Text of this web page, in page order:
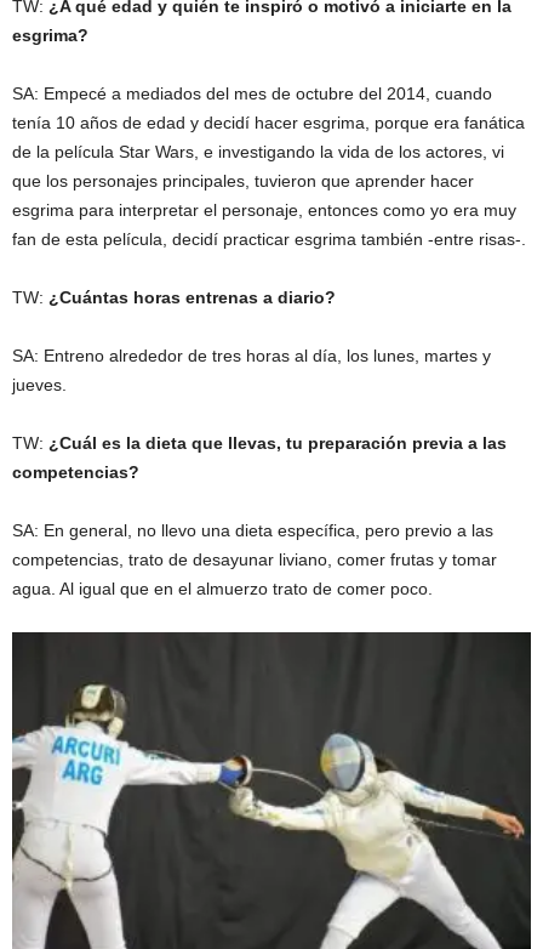
TW: ¿A qué edad y quién te inspiró o motivó a iniciarte en la
esgrima?
SA: Empecé a mediados del mes de octubre del 2014, cuando
tenía 10 años de edad y decidí hacer esgrima, porque era fanática
de la película Star Wars, e investigando la vida de los actores, vi
que los personajes principales, tuvieron que aprender hacer
esgrima para interpretar el personaje, entonces como yo era muy
fan de esta película, decidí practicar esgrima también -entre risas-.
TW: ¿Cuántas horas entrenas a diario?
SA: Entreno alrededor de tres horas al día, los lunes, martes y
jueves.
TW: ¿Cuál es la dieta que llevas, tu preparación previa a las
competencias?
SA: En general, no llevo una dieta específica, pero previo a las
competencias, trato de desayunar liviano, comer frutas y tomar
agua. Al igual que en el almuerzo trato de comer poco.